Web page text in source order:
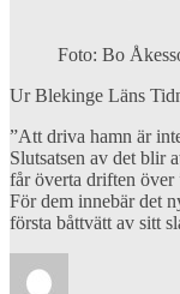
Foto: Bo
Ur Blekinge Läns
”Att driva hamn är
Slutsatsen av det blir
får överta driften över
För dem innebär det
första båttvätt av sitt